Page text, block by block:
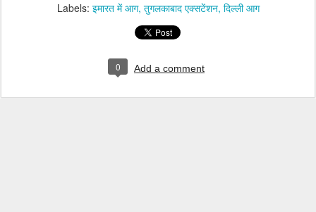
Labels: इमारत में आग तुगलकाबाद एक्सटेंशन दिल्ली आग
0 Add a comment